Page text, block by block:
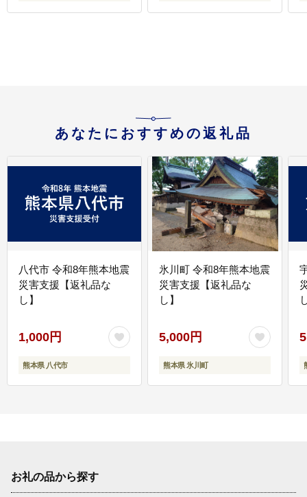
あなたにおすすめの返礼品
八代市 令和8年熊本地震
災害支援【返礼品な
し】
1,000円
熊本県 八代市
氷川町 令和8年熊本地震
災害支援【返礼品な
し】
5,000円
熊本県 氷川町
お礼の品から探す